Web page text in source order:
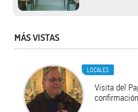
MÁS VISTAS
LOCALES
Visita del